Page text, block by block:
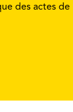
des actes de